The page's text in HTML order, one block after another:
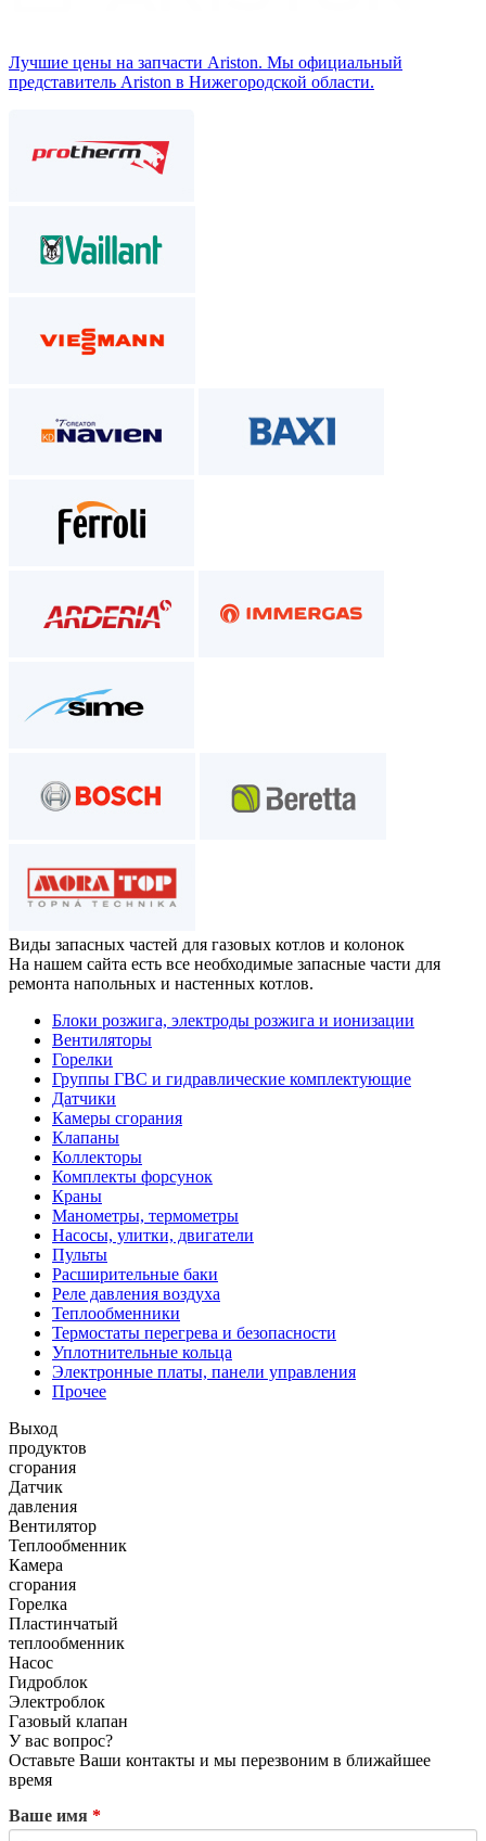
Лучшие цены на запчасти Аriston. Мы официальный
представитель Ariston в Нижегородской области.
Виды запасных частей для газовых котлов и колонок
На нашем сайта есть все необходимые запасные части для
ремонта напольных и настенных котлов.
Блоки розжига, электроды розжига и ионизации
Вентиляторы
Горелки
Группы ГВС и гидравлические комплектующие
Датчики
Камеры сгорания
Клапаны
Коллекторы
Комплекты форсунок
Краны
Манометры, термометры
Насосы, улитки, двигатели
Пульты
Расширительные баки
Реле давления воздуха
Теплообменники
Термостаты перегрева и безопасности
Уплотнительные кольца
Электронные платы, панели управления
Прочее
Выход
продуктов
сгорания
Датчик
давления
Вентилятор
Теплообменник
Камера
сгорания
Горелка
Пластинчатый
теплообменник
Насос
Гидроблок
Электроблок
Газовый клапан
У вас вопрос?
Оставьте Ваши контакты и мы перезвоним в ближайшее
время
Ваше имя *